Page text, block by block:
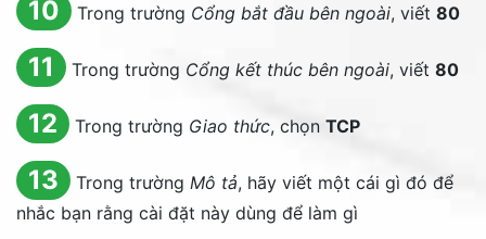
10 Trong trường Cổng bắt đầu bên ngoài, viết 80
11 Trong trường Cổng kết thúc bên ngoài, viết 80
12 Trong trường Giao thức, chọn TCP
13 Trong trường Mô tả, hãy viết một cái gì đó để
nhắc bạn rằng cài đặt này dùng để làm gì